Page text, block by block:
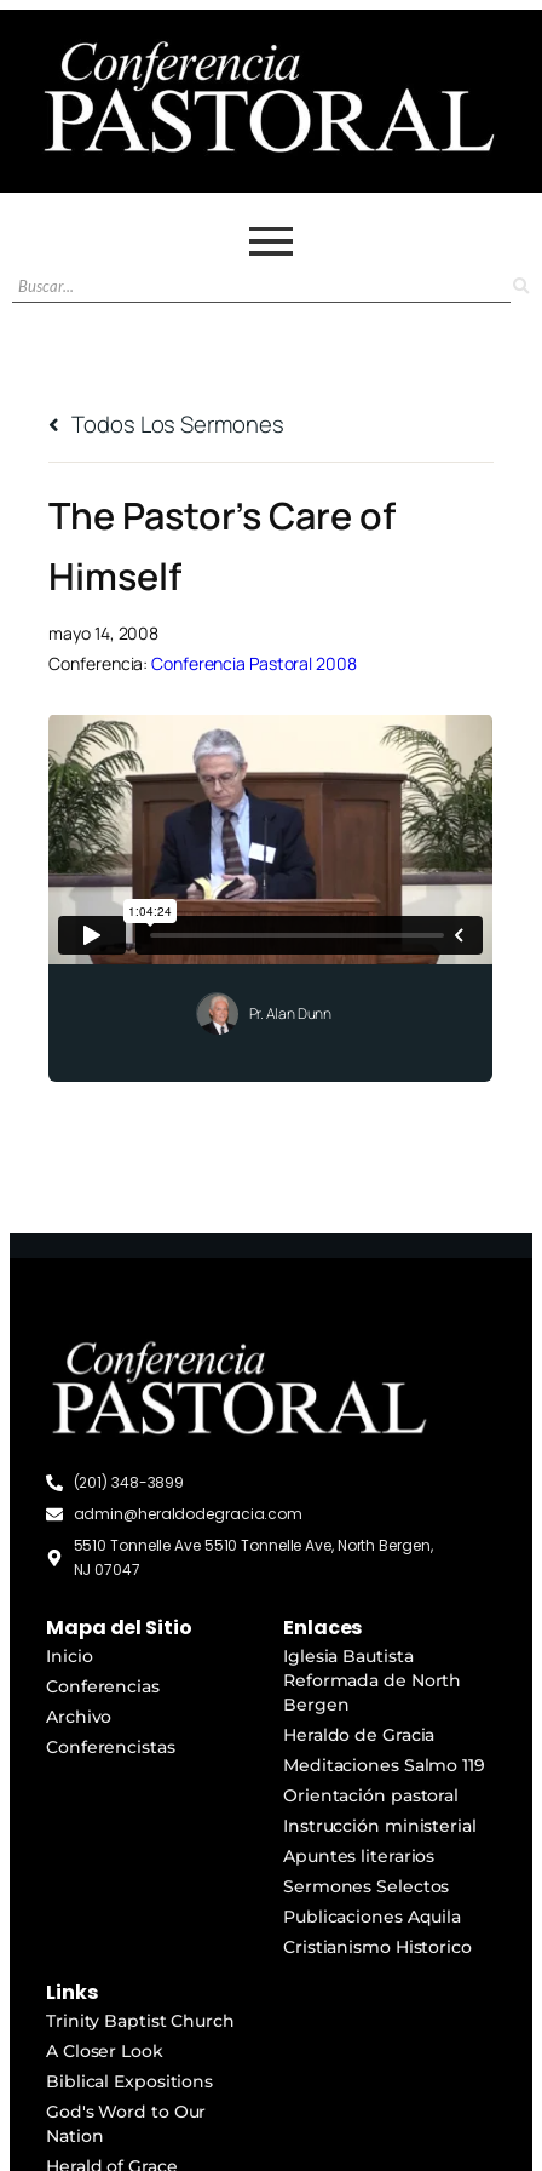
Todos Los Sermones
The Pastor’s Care of
Himself
mayo 14, 2008
Conferencia:Conferencia Pastoral 2008
Pr. Alan Dunn
(201) 348-3899
admin@heraldodegracia.com
5510 Tonnelle Ave 5510 Tonnelle Ave, North Bergen,
NJ 07047
Mapa del Sitio
Inicio
Conferencias
Archivo
Conferencistas
Enlaces
Iglesia Bautista
Reformada de North
Bergen
Heraldo de Gracia
Meditaciones Salmo 119
Orientación pastoral
Instrucción ministerial
Apuntes literarios
Sermones Selectos
Publicaciones Aquila
Cristianismo Historico
Links
Trinity Baptist Church
A Closer Look
Biblical Expositions
God's Word to Our
Nation
Herald of Grace